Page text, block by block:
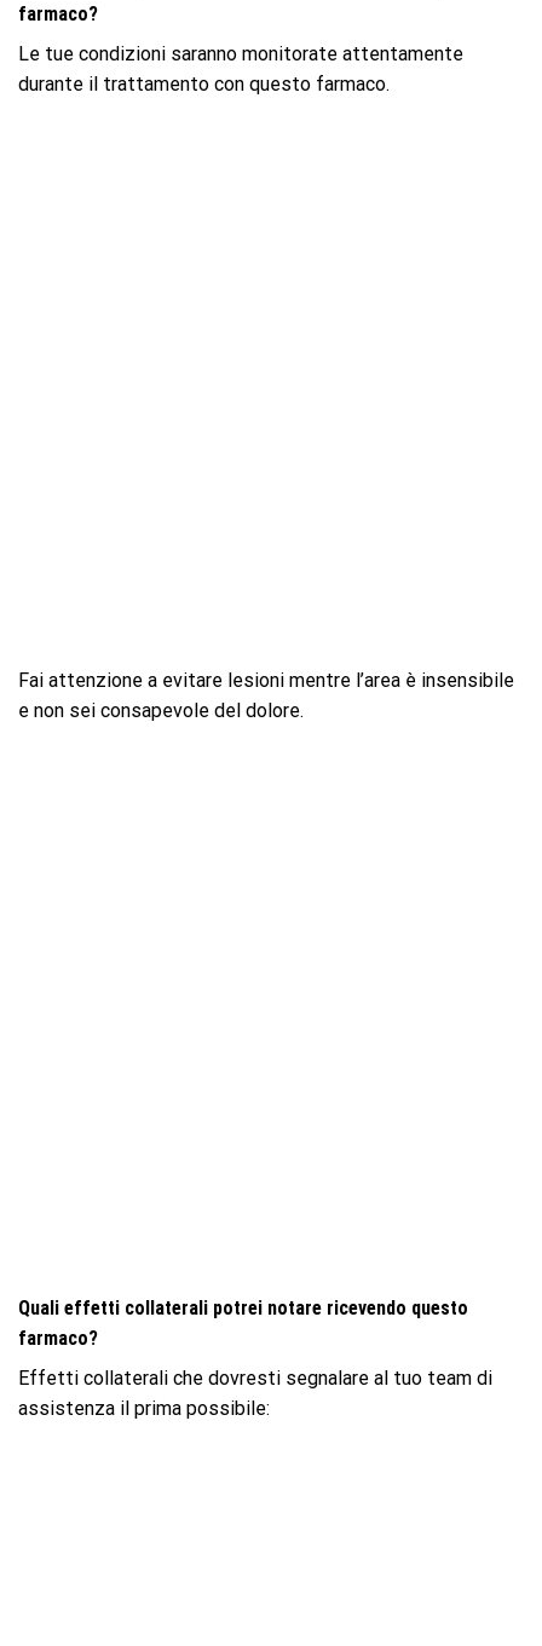
farmaco?
Le tue condizioni saranno monitorate attentamente
durante il trattamento con questo farmaco.
Fai attenzione a evitare lesioni mentre l’area è insensibile
e non sei consapevole del dolore.
Quali effetti collaterali potrei notare ricevendo questo
farmaco?
Effetti collaterali che dovresti segnalare al tuo team di
assistenza il prima possibile: